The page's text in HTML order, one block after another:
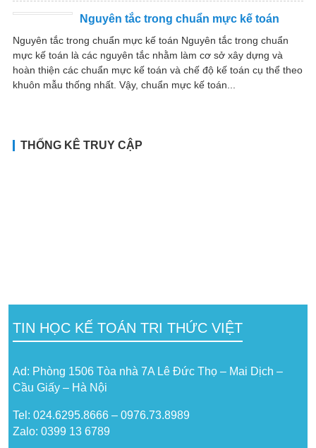
Nguyên tắc trong chuẩn mực kế toán
Nguyên tắc trong chuẩn mực kế toán Nguyên tắc trong chuẩn
mực kế toán là các nguyên tắc nhằm làm cơ sở xây dựng và
hoàn thiện các chuẩn mực kế toán và chế độ kế toán cụ thể theo
khuôn mẫu thống nhất. Vậy, chuẩn mực kế toán...
THỐNG KÊ TRUY CẬP
TIN HỌC KẾ TOÁN TRI THỨC VIỆT
Ad: Phòng 1506 Tòa nhà 7A Lê Đức Thọ – Mai Dịch –
Cầu Giấy – Hà Nội
Tel: 024.6295.8666 – 0976.73.8989
Zalo: 0399 13 6789